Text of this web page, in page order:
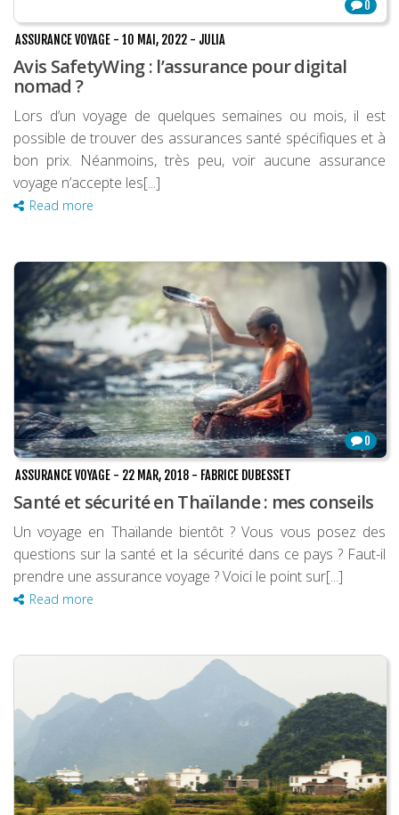
0
ASSURANCE VOYAGE - 10 MAI, 2022 - JULIA
Avis SafetyWing : l’assurance pour digital
nomad ?
Lors d’un voyage de quelques semaines ou mois, il est
possible de trouver des assurances santé spécifiques et à
bon prix. Néanmoins, très peu, voir aucune assurance
voyage n’accepte les[...]
Read more
0
ASSURANCE VOYAGE - 22 MAR, 2018 - FABRICE DUBESSET
Santé et sécurité en Thaïlande : mes conseils
Un voyage en Thaïlande bientôt ? Vous vous posez des
questions sur la santé et la sécurité dans ce pays ? Faut-il
prendre une assurance voyage ? Voici le point sur[...]
Read more